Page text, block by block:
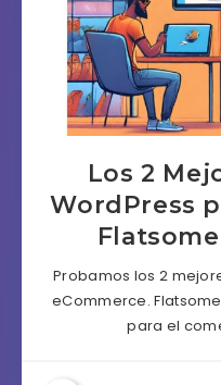
Los 2
WordPress
Probamos los 2
eCommerce.
para el